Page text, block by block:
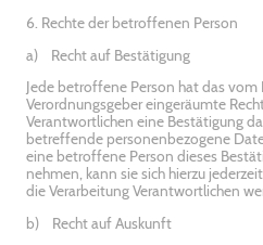
6. Rechte der betroffenen Person
a) Recht auf Bestätigung
Jede betroffene Person hat das
Verordnungsgeber eingeräumte
Verantwortlichen eine Bestätigung
betreffende personenbezogene
eine betroffene Person dieses
nehmen, kann sie sich hierzu
die Verarbeitung Verantwortlichen
b) Recht auf Auskunft